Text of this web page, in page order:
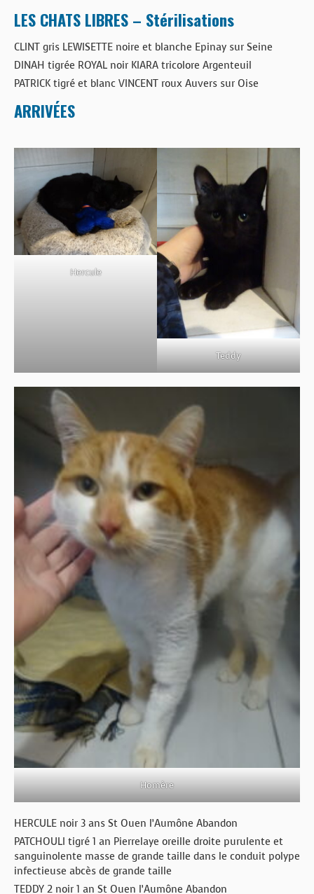
LES CHATS LIBRES – Stérilisations
CLINT gris LEWISETTE noire et blanche Epinay sur Seine
DINAH tigrée ROYAL noir KIARA tricolore Argenteuil
PATRICK tigré et blanc VINCENT roux Auvers sur Oise
ARRIVÉES
Hercule
Teddy
Homère
HERCULE noir 3 ans St Ouen l’Aumône Abandon
PATCHOULI tigré 1 an Pierrelaye oreille droite purulente et
sanguinolente masse de grande taille dans le conduit polype
infectieuse abcès de grande taille
TEDDY 2 noir 1 an St Ouen l’Aumône Abandon